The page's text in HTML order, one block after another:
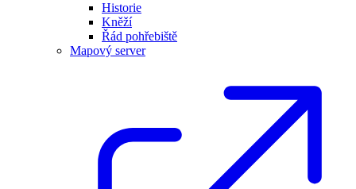
Historie
Kněží
Řád pohřebiště
Mapový server